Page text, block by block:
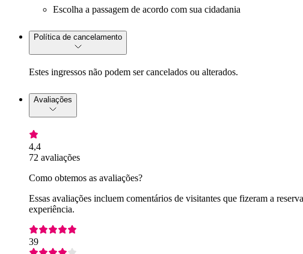
Escolha a passagem de acordo com sua cidadania
Política de cancelamento
Estes ingressos não podem ser cancelados ou alterados.
Avaliações
4,4
72 avaliações
Como obtemos as avaliações?
Essas avaliações incluem comentários de visitantes que fizeram a
experiência.
39